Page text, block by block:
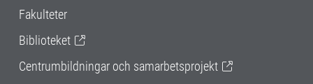
Fakulteter
Biblioteket
Centrumbildningar och samarbetsprojekt